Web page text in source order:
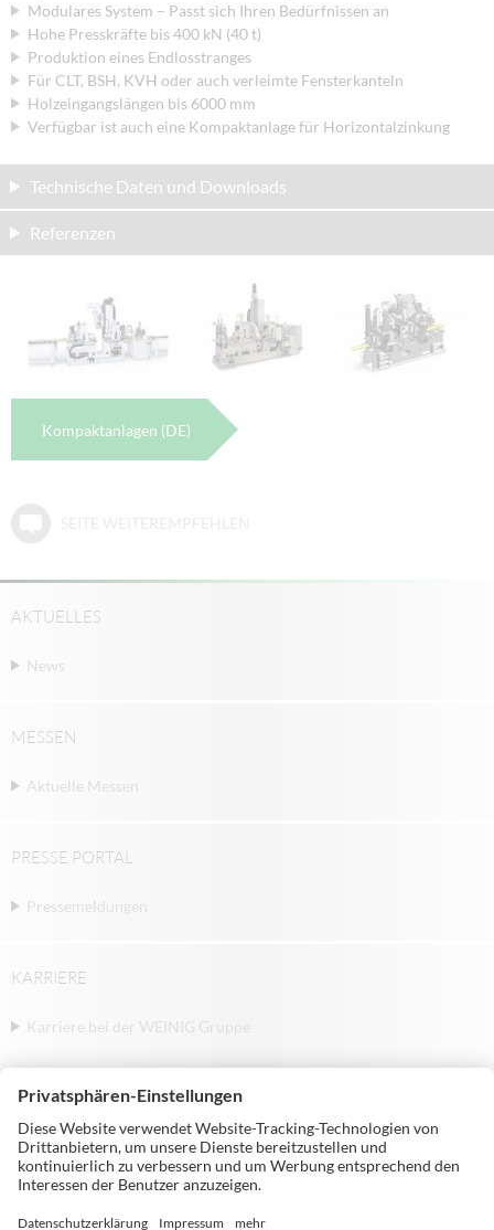
Modulares System – Passt sich Ihren Bedürfnissen an
Hohe Presskräfte bis 400 kN (40 t)
Produktion eines Endlosstranges
Für CLT, BSH, KVH oder auch verleimte Fensterkanteln
Holzeingangslängen bis 6000 mm
Verfügbar ist auch eine Kompaktanlage für Horizontalzinkung
Technische Daten und Downloads
Referenzen
Kompaktanlagen (DE)
AKTUELLES
News
MESSEN
Aktuelle Messen
PRESSE PORTAL
Pressemeldungen
KARRIERE
Karriere bei der WEINIG Gruppe